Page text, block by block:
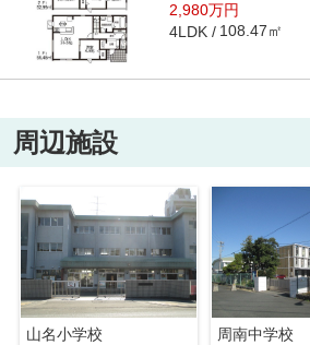
2,980万円
4LDK 108.47㎡
周辺施設
山名小学校
周南中学校